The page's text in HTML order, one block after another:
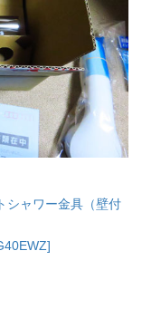
シャワー金具（壁付